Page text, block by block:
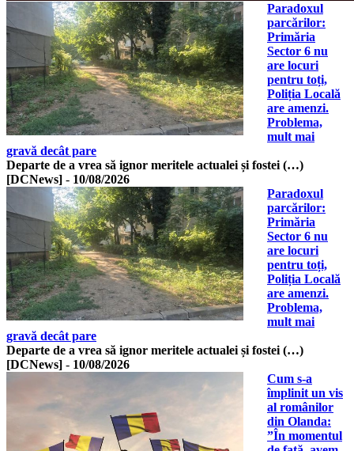
Paradoxul
parcărilor:
Primăria
Sector 6 nu
are locuri
pentru toți,
Poliția Locală
are amenzi.
Problema,
mult mai
gravă decât pare
Departe de a vrea să ignor meritele actualei și fostei (…)
[DCNews] - 10/08/2026
Paradoxul
parcărilor:
Primăria
Sector 6 nu
are locuri
pentru toți,
Poliția Locală
are amenzi.
Problema,
mult mai
gravă decât pare
Departe de a vrea să ignor meritele actualei și fostei (…)
[DCNews] - 10/08/2026
Cum s-a
împlinit un vis
al românilor
din Olanda:
”În momentul